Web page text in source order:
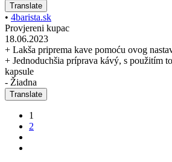
Translate
• 4barista.sk
Provjereni kupac
18.06.2023
+ Lakša priprema kave pomoću ovog
+ Jednoduchšia príprava kávý, s použitím
kapsule
- Žiadna
Translate
1
2